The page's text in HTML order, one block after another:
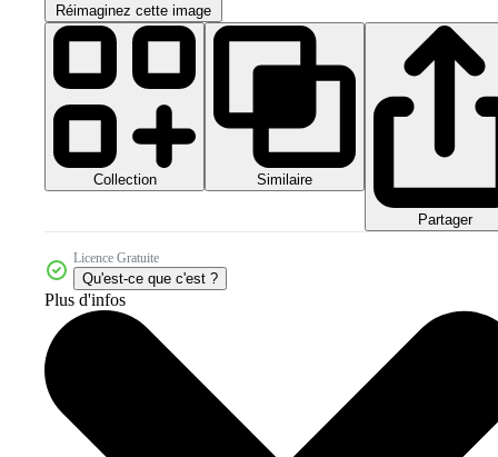
Réimaginez cette image
Collection Similaire
Partager
Licence Gratuite
Qu'est-ce que c'est ?
Plus d'infos